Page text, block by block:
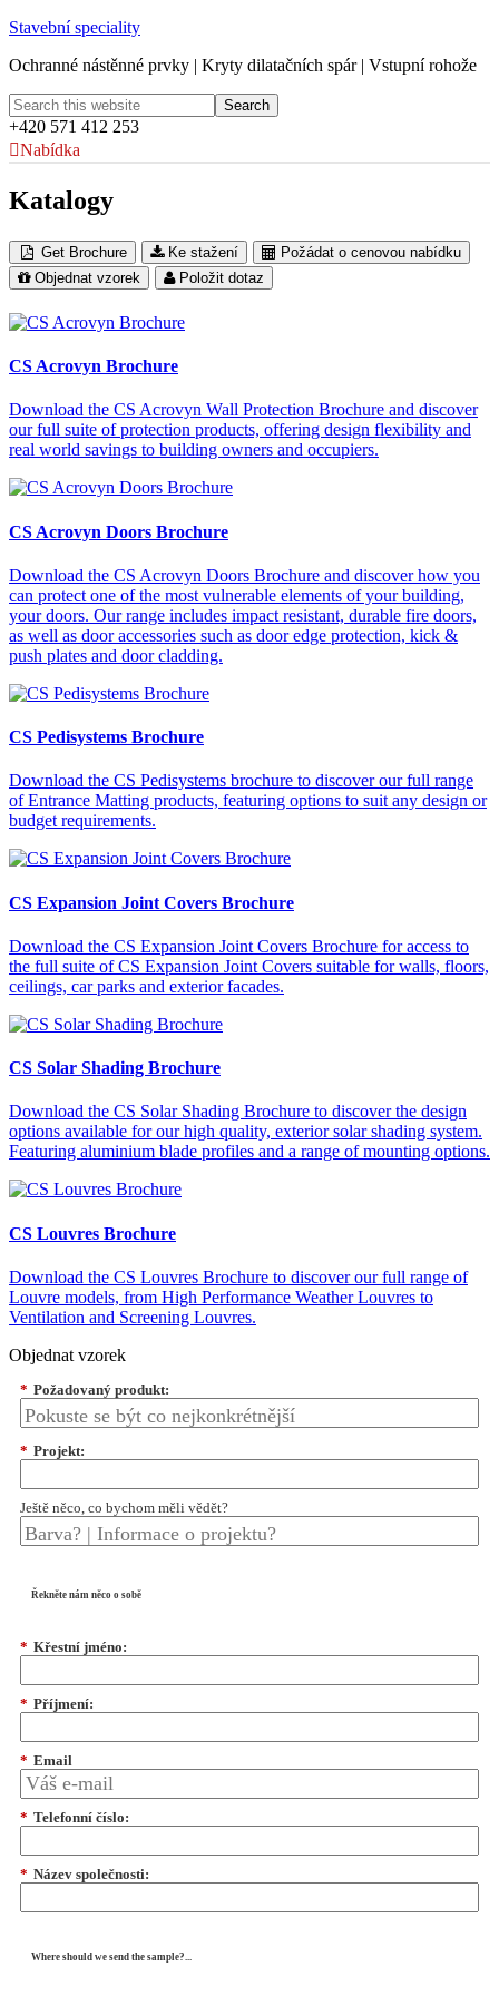
Stavební speciality
Ochranné nástěnné prvky | Kryty dilatačních spár | Vstupní rohože
+420 571 412 253
Nabídka
Katalogy
Get Brochure Ke stažení
Požádat o cenovou nabídku
Objednat vzorek
Položit dotaz
CS Acrovyn Brochure
Download the CS Acrovyn Wall Protection Brochure and discover
our full suite of protection products, offering design flexibility and
real world savings to building owners and occupiers.
CS Acrovyn Doors Brochure
Download the CS Acrovyn Doors Brochure and discover how you
can protect one of the most vulnerable elements of your building,
your doors. Our range includes impact resistant, durable fire doors,
as well as door accessories such as door edge protection, kick &
push plates and door cladding.
CS Pedisystems Brochure
Download the CS Pedisystems brochure to discover our full range
of Entrance Matting products, featuring options to suit any design or
budget requirements.
CS Expansion Joint Covers Brochure
Download the CS Expansion Joint Covers Brochure for access to
the full suite of CS Expansion Joint Covers suitable for walls, floors,
ceilings, car parks and exterior facades.
CS Solar Shading Brochure
Download the CS Solar Shading Brochure to discover the design
options available for our high quality, exterior solar shading system.
Featuring aluminium blade profiles and a range of mounting options.
CS Louvres Brochure
Download the CS Louvres Brochure to discover our full range of
Louvre models, from High Performance Weather Louvres to
Ventilation and Screening Louvres.
Objednat vzorek
* Požadovaný produkt:
* Projekt:
Ještě něco, co bychom měli vědět?
Řekněte nám něco o sobě
* Křestní jméno:
* Příjmení:
* Email
* Telefonní číslo:
* Název společnosti:
Where should we send the sample?...